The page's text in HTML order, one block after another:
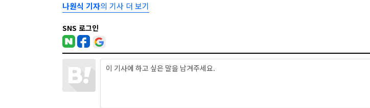
나원식 기자의 기사 더 보기
SNS 로그인